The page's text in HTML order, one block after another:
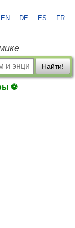
EN DE ES FR
Найти!
⚽